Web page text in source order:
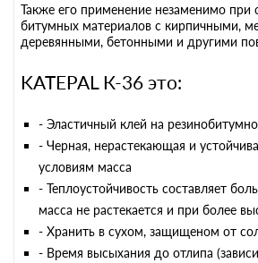
Также его применение незаменимо при
битумных материалов с кирпичными,
деревянными, бетонными и другими
KATEPAL К-36 это:
- Эластичный клей на
- Черная, нерастекающая и
условиям масса
- Теплоустойчивость составляет
масса не растекается и при более
- Хранить в сухом, защищеном от
- Время высыхания до отлипа